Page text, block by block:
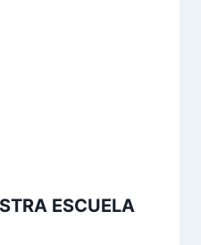
ESCUELA